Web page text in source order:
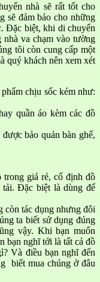
nhà sẽ rất tốt cho
sẽ đảm bảo cho những
Đặc biệt, khi di chuyển
nhà va chạm vào tường
tôi còn cung cấp một
quý khách nên xem xét
chịu sốc kém như:
quần áo kèm các đồ
bảo quản bàn ghế,
trong giá rẻ, cố định đồ
Đặc biệt là dùng để
tác dụng nhưng đôi
ta biết sử dụng đúng
vậy. Khi bạn muốn
bạn nghĩ tới là tất cả đồ
Và điều bạn nghĩ đến
biết mua chúng ở đâu